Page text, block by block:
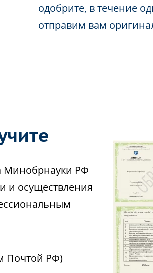
одобрите, в течение
отправим вам
Минобрнауки РФ
и осуществления
Почтой РФ)